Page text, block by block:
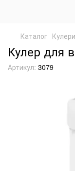
Каталог
Кулер для
Артикул: 3079